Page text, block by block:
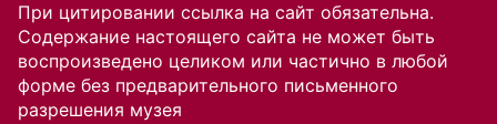
При цитировании ссылка на сайт обязательна.
Содержание настоящего сайта не может быть
воспроизведено целиком или частично в любой
форме без предварительного письменного
разрешения музея